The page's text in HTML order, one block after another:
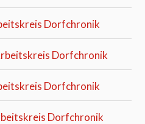
Dorfchronik
Dorfchronik
Dorfchronik
Dorfchronik